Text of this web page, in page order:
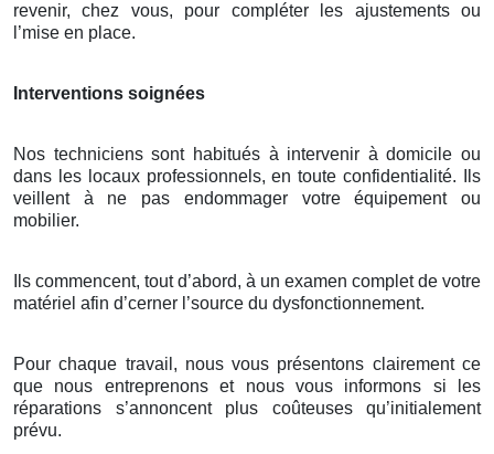
revenir, chez vous, pour compléter les ajustements ou
l’mise en place.
Interventions soignées
Nos techniciens sont habitués à intervenir à domicile ou
dans les locaux professionnels, en toute confidentialité. Ils
veillent à ne pas endommager votre équipement ou
mobilier.
Ils commencent, tout d’abord, à un examen complet de votre
matériel afin d’cerner l’source du dysfonctionnement.
Pour chaque travail, nous vous présentons clairement ce
que nous entreprenons et nous vous informons si les
réparations s’annoncent plus coûteuses qu’initialement
prévu.